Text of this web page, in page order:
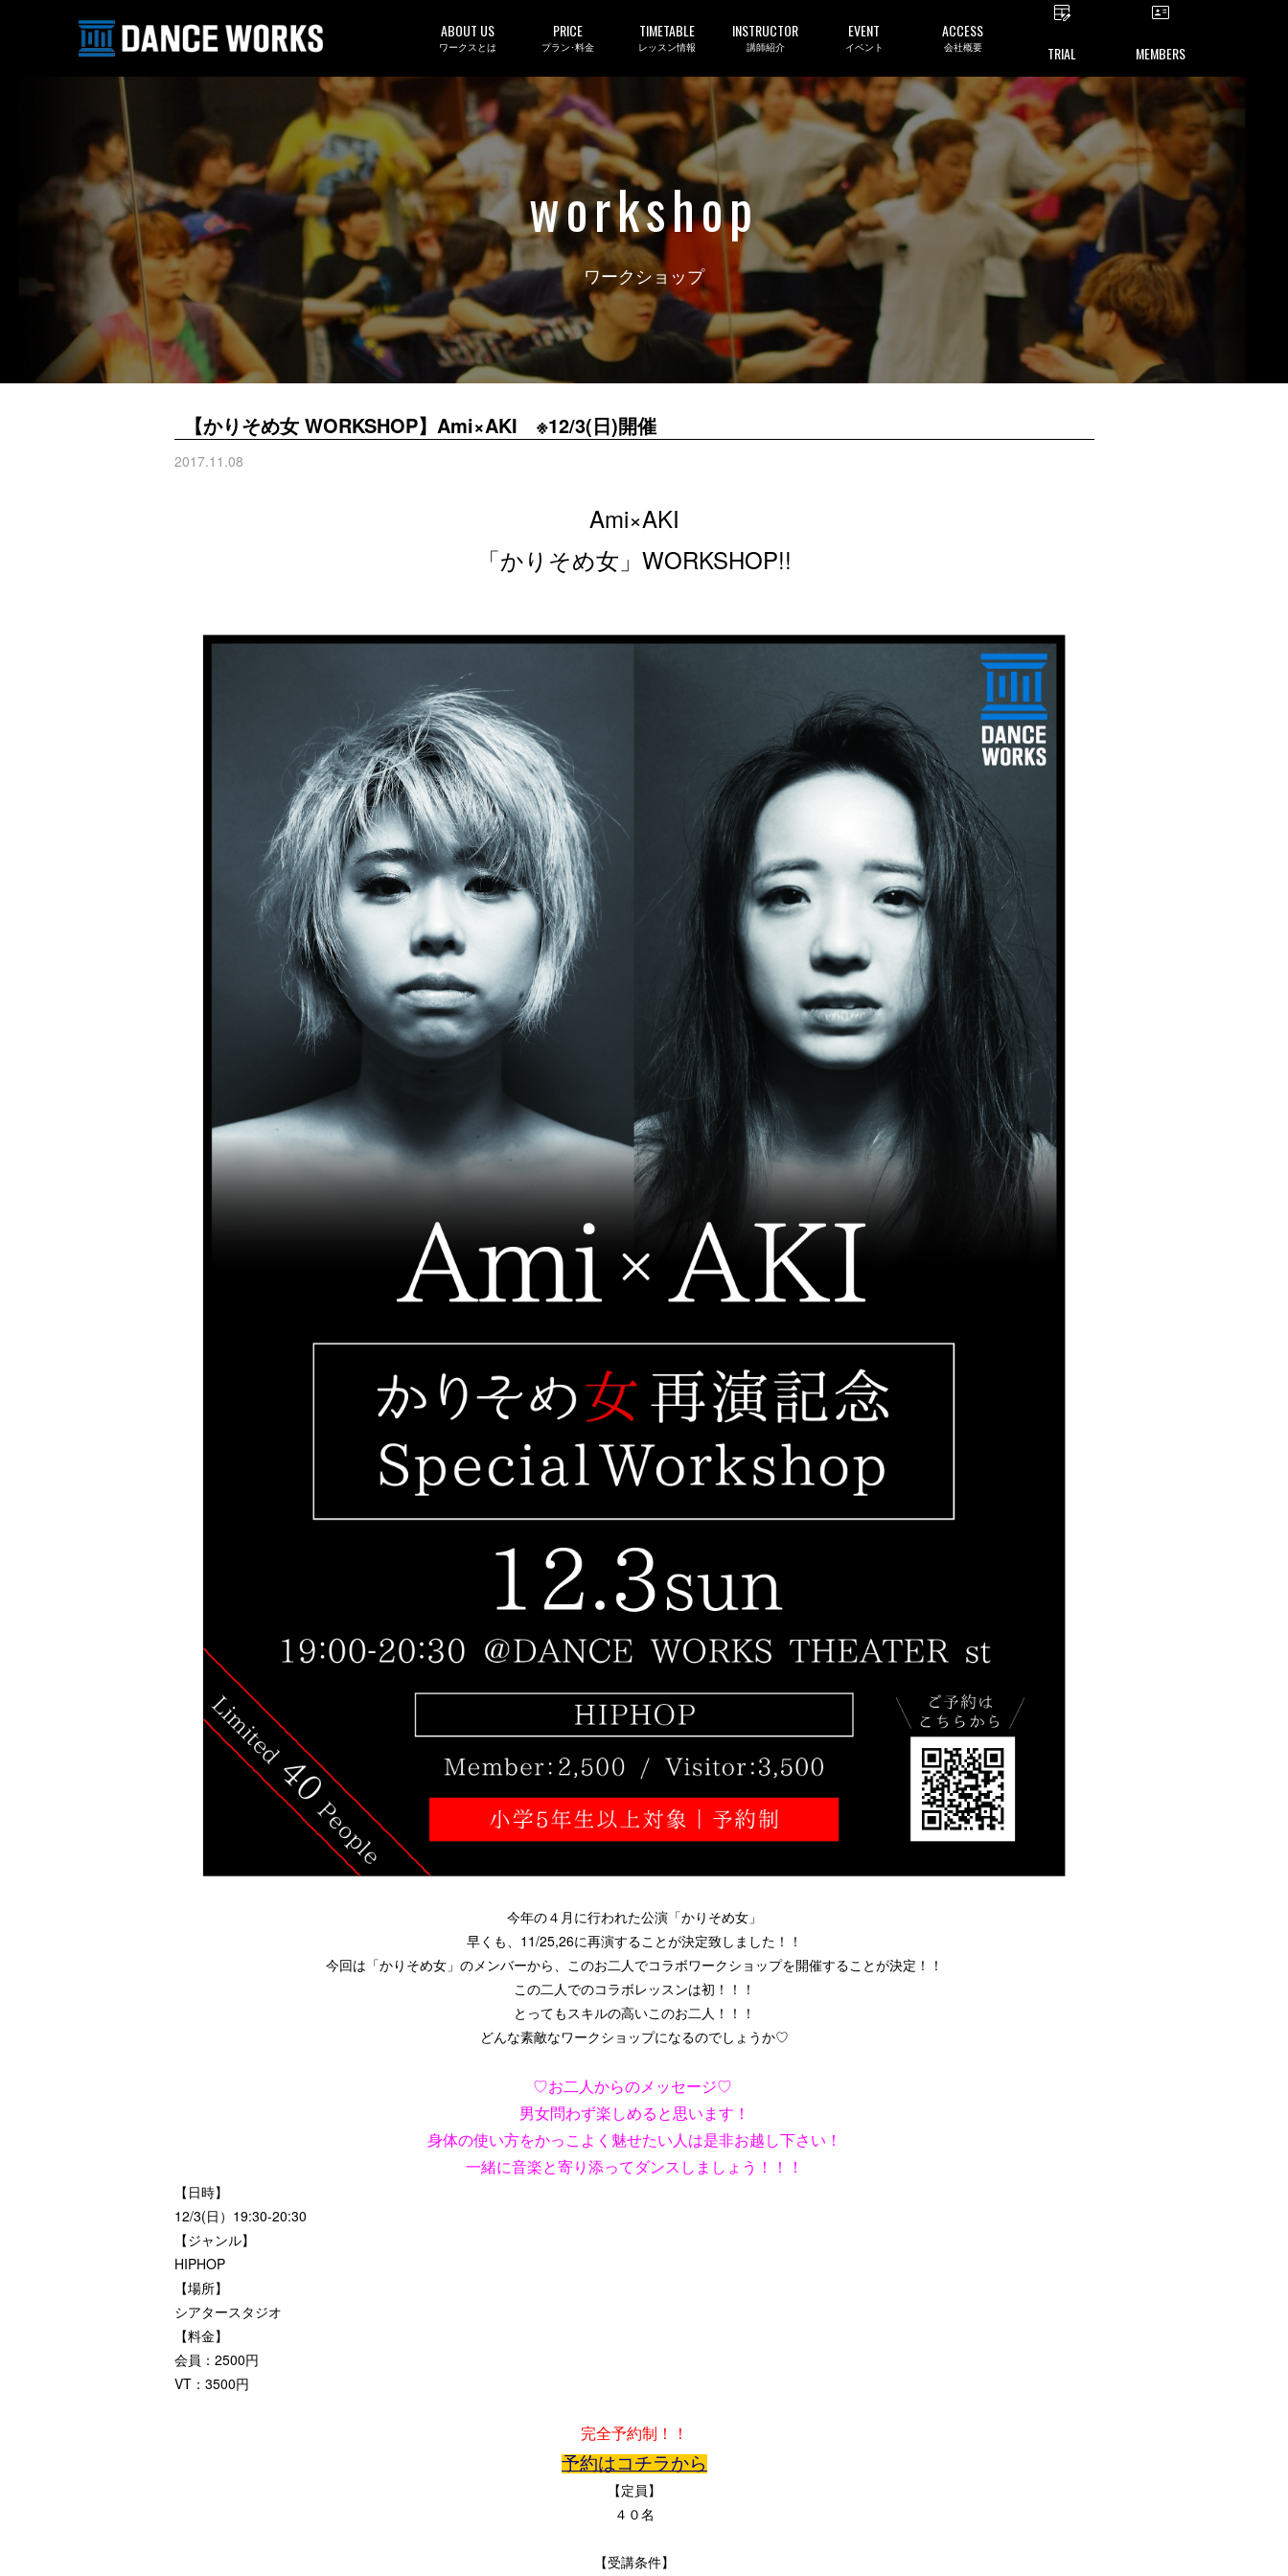
ABOUT US
ワークスとは
PRICE
プラン･料金
TIMETABLE
レッスン情報
INSTRUCTOR
講師紹介
EVENT
イベント
ACCESS
会社概要 TRIAL MEMBERS
workshop
ワークショップ
【かりそめ女 WORKSHOP】Ami×AKI ※12/3(日)開催
2017.11.08
Ami×AKI
「かりそめ女」WORKSHOP!!
今年の４月に行われた公演「かりそめ女」
早くも、11/25,26に再演することが決定致しました！！
今回は「かりそめ女」のメンバーから、このお二人でコラボワークショップを開催することが決定！！
この二人でのコラボレッスンは初！！！
とってもスキルの高いこのお二人！！！
どんな素敵なワークショップになるのでしょうか♡
♡お二人からのメッセージ♡
男女問わず楽しめると思います！
身体の使い方をかっこよく魅せたい人は是非お越し下さい！
一緒に音楽と寄り添ってダンスしましょう！！！
【日時】
12/3(日）19:30-20:30
【ジャンル】
HIPHOP
【場所】
シアタースタジオ
【料金】
会員：2500円
VT：3500円
完全予約制！！
予約はコチラから
【定員】
４０名
【受講条件】